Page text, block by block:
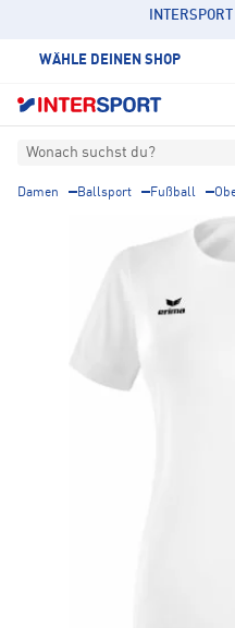
WÄHLE DEINEN SHOP
Wonach suchst du?
Damen Ballsport Fußball